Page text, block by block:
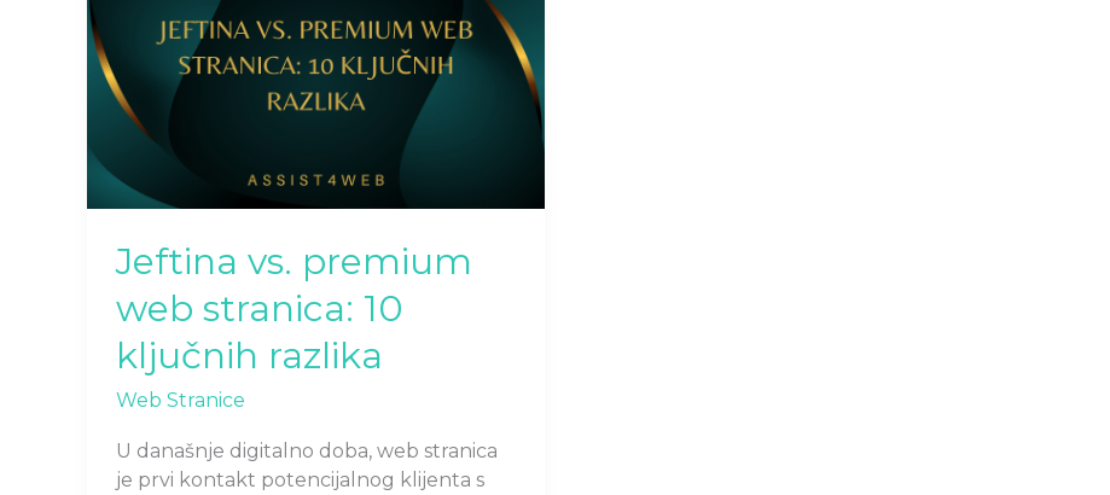
Jeftina vs. premium
web stranica: 10
ključnih razlika
Web Stranice
U današnje digitalno doba, web stranica
je prvi kontakt potencijalnog klijenta s
premium
web
stranica:
10
ključnih